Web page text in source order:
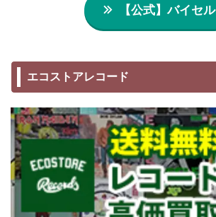
【公式】バイセル
エコストアレコード